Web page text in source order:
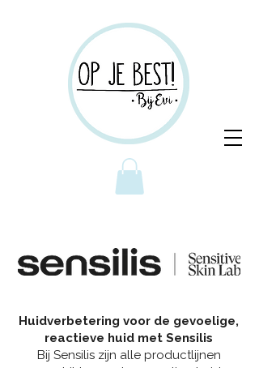
Huidverbetering voor de gevoelige,
reactieve huid met Sensilis
Bij Sensilis zijn alle productlijnen